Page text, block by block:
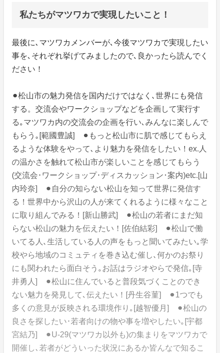
私たちがマツワカで実現したいこと！
最後に､マツワカメンバーが､今後マツワカで実現したい
事を､それぞれ挙げてみましたので､良かったら読んでく
ださい！
⚫︎松山市の魅力発信を国内だけではなく､世界にも発信
する。交流会やワークショップなどを企画して実行す
る｡マツワカ内の交流会の企画を行い､みんなに楽しんで
もらう｡[範國豊誠] ⚫︎もっと松山市に肌で感じてもらえ
るような体験をやって､より魅力を発信をしたい！ex.人
の温かさを触れて松山市が楽しいことを感じてもらう
(交流会･ワークショップ･ディスカッション･案内)etc.[山
内玲奈] ⚫︎自分の知らない松山を知って世界に発信す
る！世界中から沢山の人が来てくれるように様々なこと
に取り組んでみる！[新山勝武] ⚫︎松山の若者にまだ知
らない松山の魅力を伝えたい！[佐伯結彩] ⚫︎松山で働
いてる人､生活している人の声をもっと聞いてみたい｡学
校やら地域のコミュティを巻き込む催し､何かのお祭り
にも関われたら面白そう｡お話はラジオやらで発信｡[寺
井勇人] ⚫︎松山に住んでいると普段気づくことのでき
ない魅力を発見して､伝えたい！[丹生谷菫] ⚫︎1つでも
多くの意見が反映される環境作り｡[越智優月] ⚫︎松山の
良さを探したい･若者向けの物や事を増やしたい｡[宇都
宮結乃] ⚫︎U-29(マツワカ以外も)の集まりをマツワカで
開催し､若者がどういった状況にあるか皆んなで知るこ